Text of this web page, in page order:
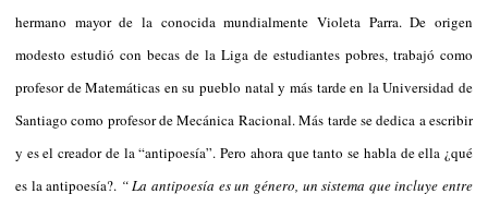
hermano mayor de la conocida mundialmente Violeta Parra. De origen
modesto estudió con becas de la Liga de estudiantes pobres, trabajó como
profesor de Matemáticas en su pueblo natal y más tarde en la Universidad de
Santiago como profesor de Mecánica Racional. Más tarde se dedica a escribir
y es el creador de la “antipoesía”. Pero ahora que tanto se habla de ella ¿qué
es la antipoesía?. “La antipoesía es un género, un sistema que incluye entre